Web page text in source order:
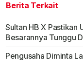
Berita Terkait
Sultan HB X Pastikan
Besarannya Tunggu
Pengusaha Diminta